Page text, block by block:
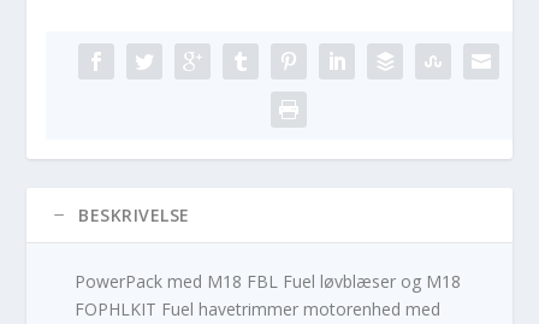
BESKRIVELSE
PowerPack med M18 FBL Fuel løvblæser og M18
FOPHLKIT Fuel havetrimmer motorenhed med